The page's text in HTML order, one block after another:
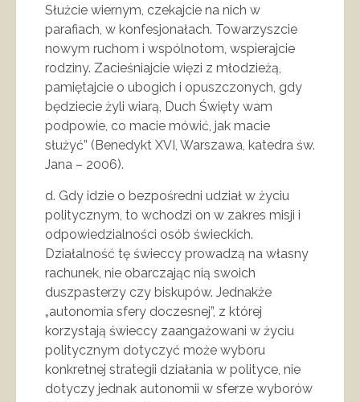
Służcie wiernym, czekajcie na nich w
parafiach, w konfesjonałach. Towarzyszcie
nowym ruchom i wspólnotom, wspierajcie
rodziny. Zacieśniajcie więzi z młodzieżą,
pamiętajcie o ubogich i opuszczonych, gdy
będziecie żyli wiarą, Duch Święty wam
podpowie, co macie mówić, jak macie
służyć” (Benedykt XVI, Warszawa, katedra św.
Jana – 2006).
d. Gdy idzie o bezpośredni udział w życiu
politycznym, to wchodzi on w zakres misji i
odpowiedzialności osób świeckich.
Działalność tę świeccy prowadzą na własny
rachunek, nie obarczając nią swoich
duszpasterzy czy biskupów. Jednakże
„autonomia sfery doczesnej”, z której
korzystają świeccy zaangażowani w życiu
politycznym dotyczyć może wyboru
konkretnej strategii działania w polityce, nie
dotyczy jednak autonomii w sferze wyborów